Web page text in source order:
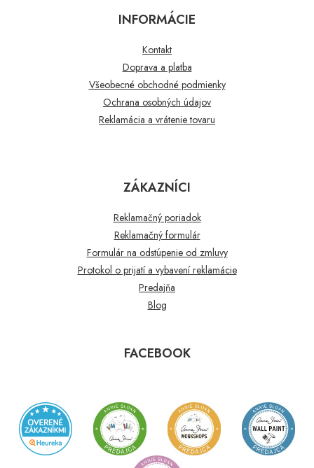
INFORMÁCIE
Kontakt
Doprava a platba
Všeobecné obchodné podmienky
Ochrana osobných údajov
Reklamácia a vrátenie tovaru
ZÁKAZNÍCI
Reklamačný poriadok
Reklamačný formulár
Formulár na odstúpenie od zmluvy
Protokol o prijatí a vybavení reklamácie
Predajňa
Blog
FACEBOOK